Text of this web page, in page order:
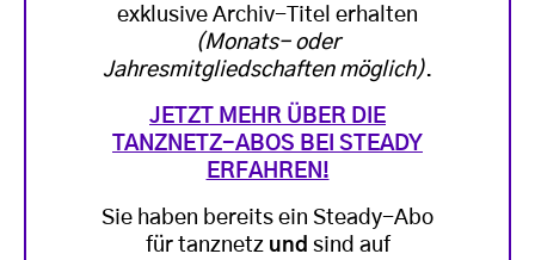
exklusive Archiv-Titel erhalten
(Monats- oder
Jahresmitgliedschaften möglich).
JETZT MEHR ÜBER DIE
TANZNETZ-ABOS BEI STEADY
ERFAHREN!
Sie haben bereits ein Steady-Abo
für tanznetz und sind auf